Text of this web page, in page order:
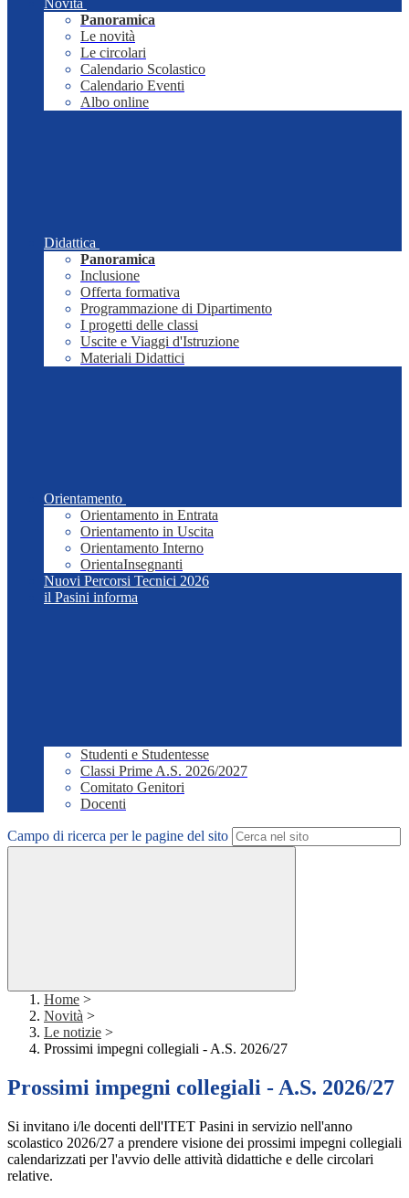
Novità
Panoramica
Le novità
Le circolari
Calendario Scolastico
Calendario Eventi
Albo online
Didattica
Panoramica
Inclusione
Offerta formativa
Programmazione di Dipartimento
I progetti delle classi
Uscite e Viaggi d'Istruzione
Materiali Didattici
Orientamento
Orientamento in Entrata
Orientamento in Uscita
Orientamento Interno
OrientaInsegnanti
Nuovi Percorsi Tecnici 2026
il Pasini informa
Studenti e Studentesse
Classi Prime A.S. 2026/2027
Comitato Genitori
Docenti
Campo di ricerca per le pagine del sito
Home >
Novità >
Le notizie >
Prossimi impegni collegiali - A.S. 2026/27
Prossimi impegni collegiali - A.S. 2026/27
Si invitano i/le docenti dell'ITET Pasini in servizio nell'anno
scolastico 2026/27 a prendere visione dei prossimi impegni collegiali
calendarizzati per l'avvio delle attività didattiche e delle circolari
relative.